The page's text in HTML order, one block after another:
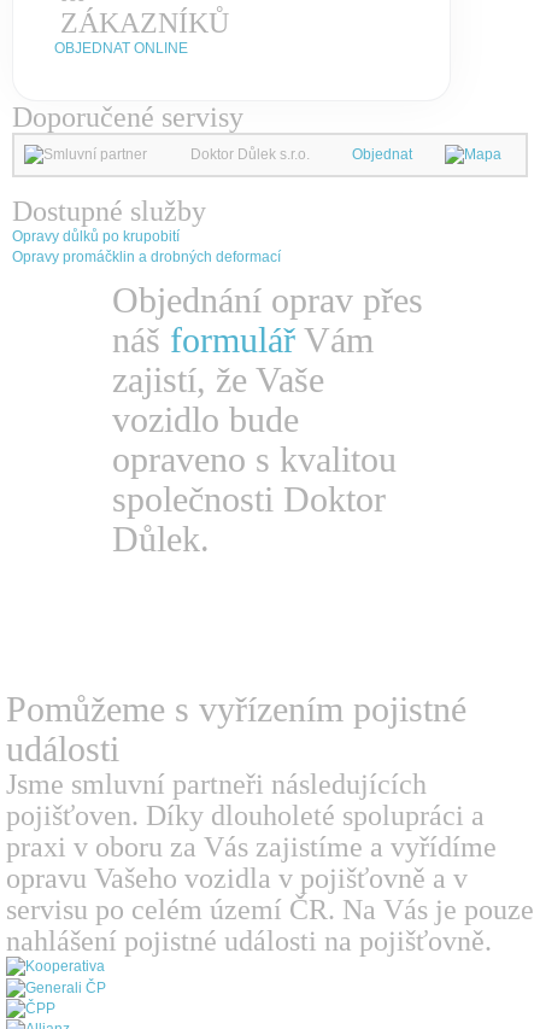
ZÁKAZNÍKŮ
OBJEDNAT ONLINE
Doporučené servisy
Doktor Důlek s.r.o. Objednat
Dostupné služby
Opravy důlků po krupobití
Opravy promáčklin a drobných deformací
Objednání oprav přes
náš formulářVám
zajistí, že Vaše
vozidlo bude
opraveno s kvalitou
společnosti Doktor
Důlek.
Pomůžeme s vyřízením pojistné
události
Jsme smluvní partneři následujících
pojišťoven. Díky dlouholeté spolupráci a
praxi v oboru za Vás zajistíme a vyřídíme
opravu Vašeho vozidla v pojišťovně a v
servisu po celém území ČR. Na Vás je pouze
nahlášení pojistné události na pojišťovně.